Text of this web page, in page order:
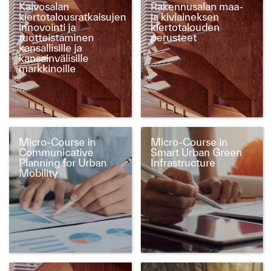
​​Kaivosalan
kiertotalousratkaisujen
innovointi ja
tuotteistaminen
kansallisille ja
kansainvälisille
markkinoille
Rakennusalan maa-
ja kiviaineksen
kiertotalouden
perusteet
Micro-Course in
Communicative
Planning for Urban
Mobility
Micro-Course in
Smart Urban Green
Infrastructure